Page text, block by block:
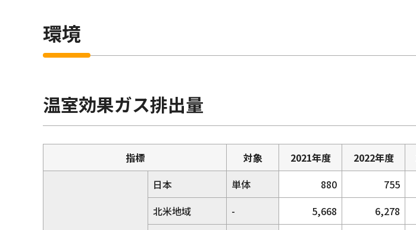
環境
温室効果ガス排出量
指標 対象 2021年度 2022年度
日本 単体 880 755
北米地域 - 5,668 6,278